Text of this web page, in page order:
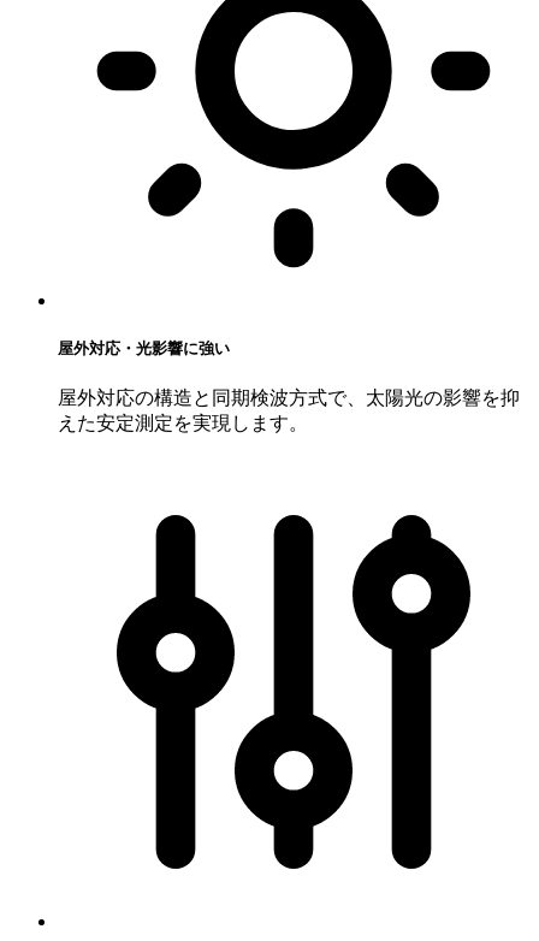
屋外対応・光影響に強い
屋外対応の構造と同期検波方式で、太陽光の影響を抑
えた安定測定を実現します。